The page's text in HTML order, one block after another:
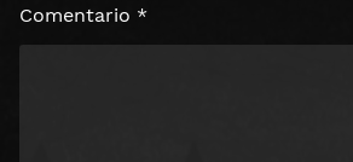
Comentario *